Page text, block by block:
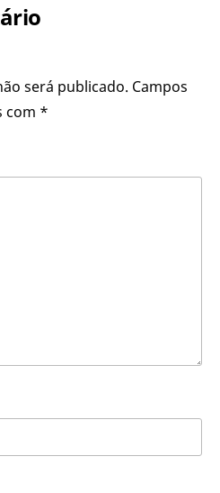
será publicado. Campos
com *